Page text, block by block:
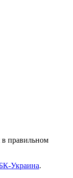
в правильном
Украина.